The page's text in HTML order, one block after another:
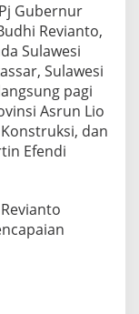
Gubernur
Revianto,
Sulawesi
Sulawesi
pagi
Asrun Lio
dan
Efendi